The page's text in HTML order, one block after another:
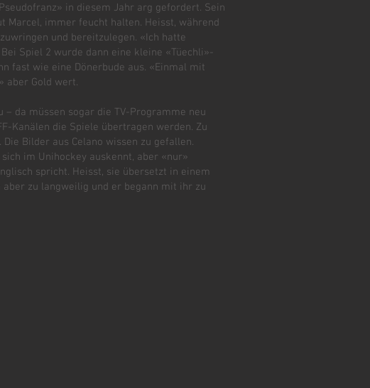
in diesem Jahr arg gefordert. Sein
Marcel, immer feucht halten. Heisst, während
und bereitzulegen. «Ich hatte
Spiel 2 wurde dann eine kleine «Tüechli»-
fast wie eine Dönerbude aus. «Einmal mit
aber Gold wert.
da müssen sogar die TV-Programme neu
Kanälen die Spiele übertragen werden. Zu
Bilder aus Celano wissen zu gefallen.
im Unihockey auskennt, aber «nur»
spricht. Heisst, sie übersetzt in einem
zu langweilig und er begann mit ihr zu